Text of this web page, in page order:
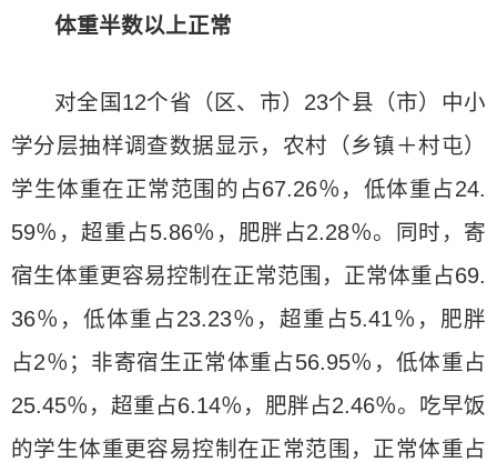
体重半数以上正常
对全国12个省（区、市）23个县（市）中小
学分层抽样调查数据显示，农村（乡镇＋村屯）
学生体重在正常范围的占67.26％，低体重占24.
59％，超重占5.86％，肥胖占2.28％。同时，寄
宿生体重更容易控制在正常范围，正常体重占69.
36％，低体重占23.23％，超重占5.41％，肥胖
占2％；非寄宿生正常体重占56.95％，低体重占
25.45％，超重占6.14％，肥胖占2.46％。吃早饭
的学生体重更容易控制在正常范围，正常体重占